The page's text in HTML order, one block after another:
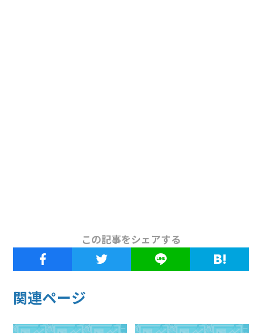
この記事をシェアする
関連ページ